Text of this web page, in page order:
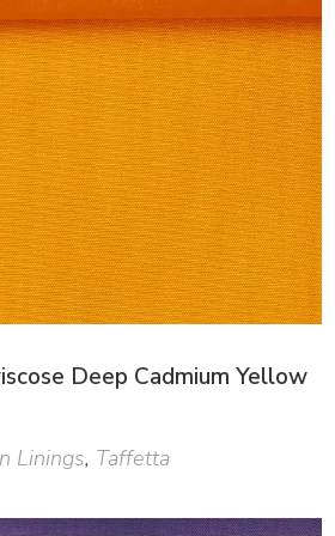
Deep Cadmium Yellow
Linings, Taffetta